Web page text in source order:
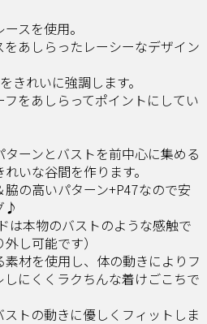
スを使用。
あしらったレーシーなデザイン
きれいに強調します。
をあしらってポイントにしてい
ーンとバストを前中心に集める
いな谷間を作ります。
の高いパターン+P47なので安
♪
は本物のバストのような感触で
し可能です）
材を使用し、体の動きによりフ
にくくラクちんな着けごこちで
トの動きに優しくフィットしま